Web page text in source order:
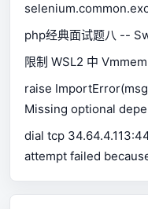
php经典面试题八 --
限制 WSL2 中
raise
Missing optional
for Excel support
dial tcp
attempt failed
connection failed